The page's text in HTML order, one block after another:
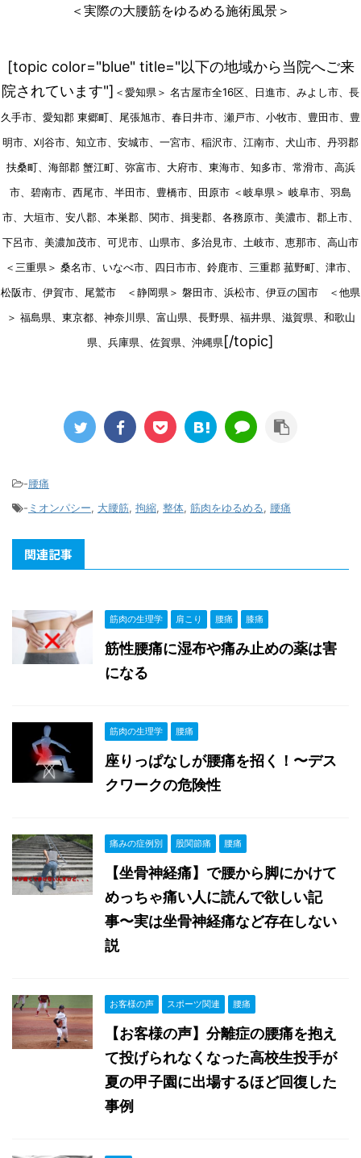
＜実際の大腰筋をゆるめる施術風景＞
[topic color="blue" title="以下の地域から当院へご来
院されています"] ＜愛知県＞ 名古屋市全16区、日進市、みよし市、長
久手市、愛知郡 東郷町、尾張旭市、春日井市、瀬戸市、小牧市、豊田市、豊
明市、刈谷市、知立市、安城市、一宮市、稲沢市、江南市、犬山市、丹羽郡
扶桑町、海部郡 蟹江町、弥富市、大府市、東海市、知多市、常滑市、高浜
市、碧南市、西尾市、半田市、豊橋市、田原市 ＜岐阜県＞ 岐阜市、羽島
市、大垣市、安八郡、本巣郡、関市、揖斐郡、各務原市、美濃市、郡上市、
下呂市、美濃加茂市、可児市、山県市、多治見市、土岐市、恵那市、高山市
＜三重県＞ 桑名市、いなべ市、四日市市、鈴鹿市、三重郡 菰野町、津市、
松阪市、伊賀市、尾鷲市 ＜静岡県＞ 磐田市、浜松市、伊豆の国市 ＜他県
＞ 福島県、東京都、神奈川県、富山県、長野県、福井県、滋賀県、和歌山
県、兵庫県、佐賀県、沖縄県[/topic]
-腰痛
- ミオンパシー, 大腰筋, 拘縮, 整体, 筋肉をゆるめる, 腰痛
関連記事
筋肉の生理学 肩こり 腰痛 膝痛
筋性腰痛に湿布や痛み止めの薬は害
になる
筋肉の生理学 腰痛
座りっぱなしが腰痛を招く！〜デス
クワークの危険性
痛みの症例別 股関節痛 腰痛
【坐骨神経痛】で腰から脚にかけて
めっちゃ痛い人に読んで欲しい記
事〜実は坐骨神経痛など存在しない
説
お客様の声 スポーツ関連 腰痛
【お客様の声】分離症の腰痛を抱え
て投げられなくなった高校生投手が
夏の甲子園に出場するほど回復した
事例